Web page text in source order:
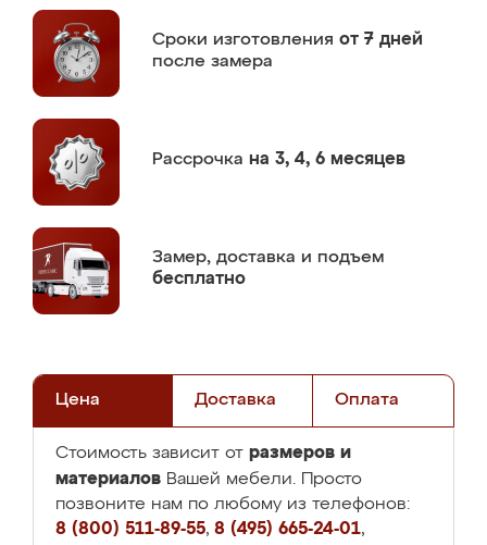
Сроки изготовления от 7 дней
после замера
Рассрочка на 3, 4, 6 месяцев
Замер, доставка и подъем
бесплатно
Цена Доставка Оплата
Стоимость зависит от размеров и
материалов Вашей мебели. Просто
позвоните нам по любому из телефонов:
8 (800) 511-89-55, 8 (495) 665-24-01,